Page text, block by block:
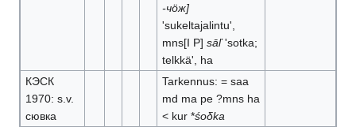
-чöж]
'sukeltajalintu',
mns[I P] sāľ'sotka;
telkkä', ha
КЭСК
1970: s.v.
сювка
Tarkennus: = saa
md ma pe ?mns ha
< kur *śoδka